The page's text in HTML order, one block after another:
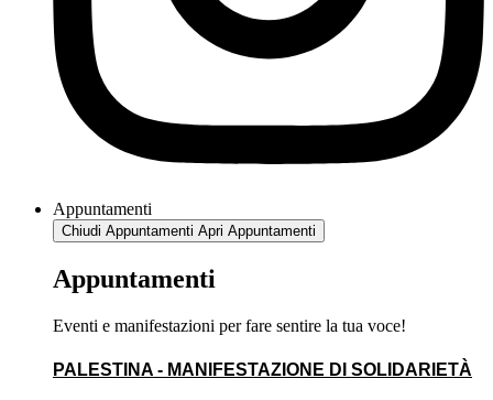
Appuntamenti
Chiudi Appuntamenti Apri Appuntamenti
Appuntamenti
Eventi e manifestazioni per fare sentire la tua voce!
PALESTINA - MANIFESTAZIONE DI SOLIDARIETÀ